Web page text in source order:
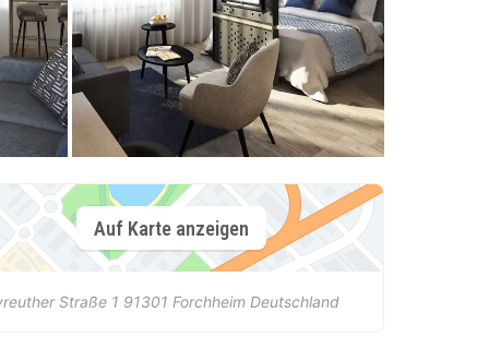
Auf Karte anzeigen
Straße 1 91301 Forchheim Deutschland